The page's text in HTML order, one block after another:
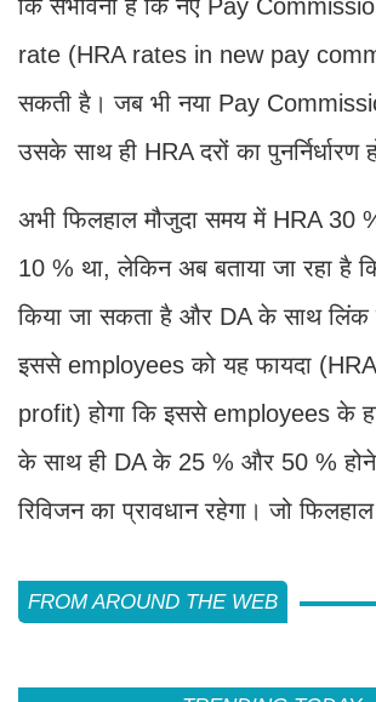
कि संभावना है कि नए Pay
rate (HRA rates in new pay
सकती है। जब भी नया Pay
उसके साथ ही HRA दरों का पुनर्निर्धारण
अभी फिलहाल मौजुदा समय में HRA
10 % था, लेकिन अब बताया जा रहा है
किया जा सकता है और DA के साथ लिंक
इससे employees को यह फायदा
profit) होगा कि इससे employees के
के साथ ही DA के 25 % और 50 %
रिविजन का प्रावधान रहेगा। जो
FROM AROUND THE WEB